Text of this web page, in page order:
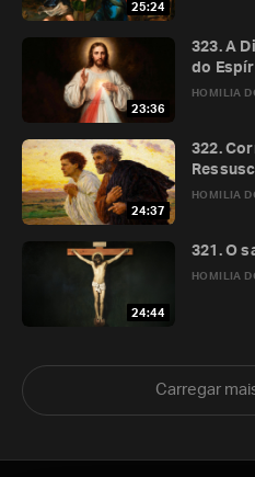
25:24
23:36
HOMILIA
323. A
do
24:37
HOMILIA
322.
24:44
HOMILIA
321. O
Carregar